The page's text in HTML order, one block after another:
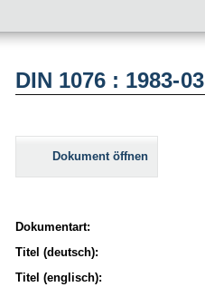
DIN 1076 : 1983-03
Dokument öffnen
Dokumentart:
Titel (deutsch):
Titel (englisch):